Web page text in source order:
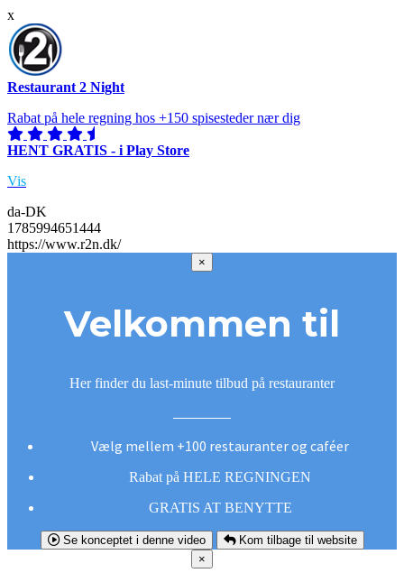
x
Restaurant 2 Night
Rabat på hele regning hos +150 spisesteder nær dig
HENT GRATIS - i Play Store
Vis
da-DK
1785994651444
https://www.r2n.dk/
×
Velkommen til
Her finder du last-minute tilbud på restauranter
Vælg mellem +100 restauranter og caféer
Rabat på HELE REGNINGEN
GRATIS AT BENYTTE
Se konceptet i denne video
Kom tilbage til website
×